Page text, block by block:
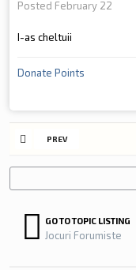
Posted February 22
I-as cheltuii
Donate Points
PREV
GO TO TOPIC LISTING
Jocuri Forumiste